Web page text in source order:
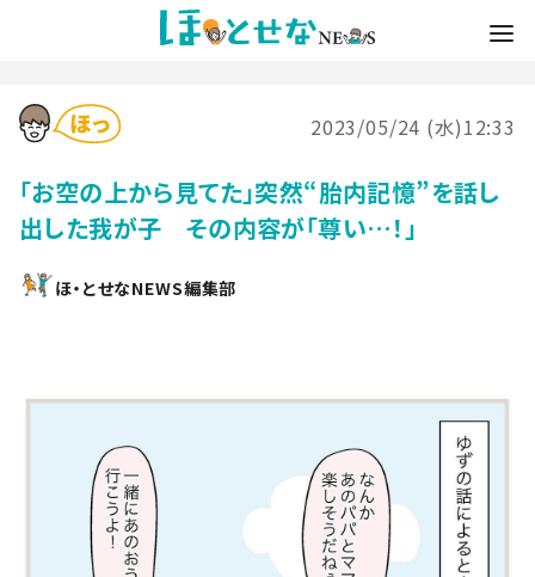
2023/05/24 (水)12:33
「お空の上から見てた」突然“胎内記憶”を話し
出した我が子 その内容が「尊い…！」
ほ・とせなNEWS編集部